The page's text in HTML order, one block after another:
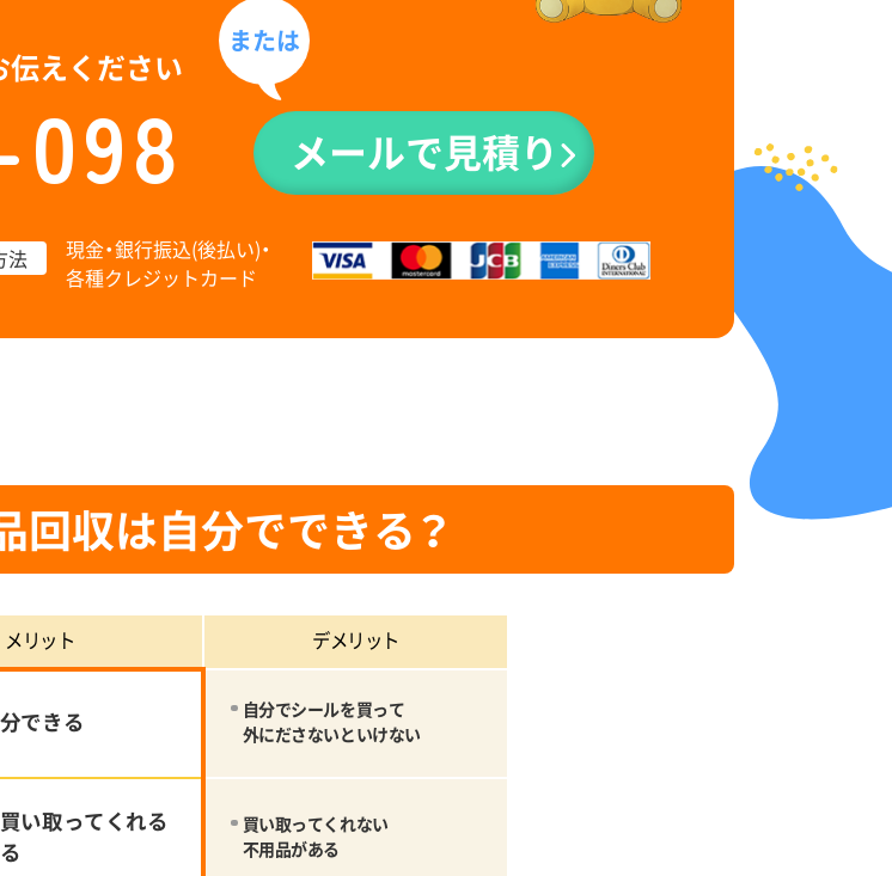
えください
または
メールで見積り
法
現金・銀行振込(後払い)・
各種クレジットカード
回収は自分でできる？
メリット デメリット
できる
自分でシールを買って
外にださないといけない
い取ってくれる
買い取ってくれない
不用品がある